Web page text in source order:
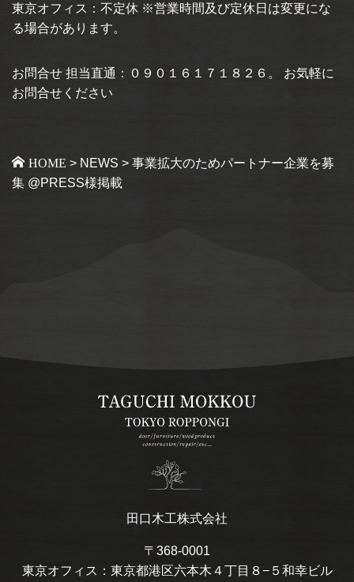
東京オフィス：不定休 ※営業時間及び定休日は変更にな
る場合があります。
お問合せ 担当直通：０９０１６１７１８２６。 お気軽に
お問合せください
HOME > NEWS > 事業拡大のためパートナー企業を募
集 @PRESS様掲載
田口木工株式会社
〒368-0001
東京オフィス：東京都港区六本木４丁目８−５和幸ビル